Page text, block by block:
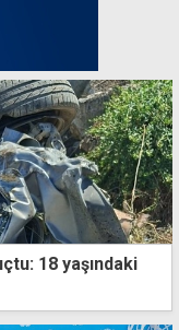
18 yaşındaki